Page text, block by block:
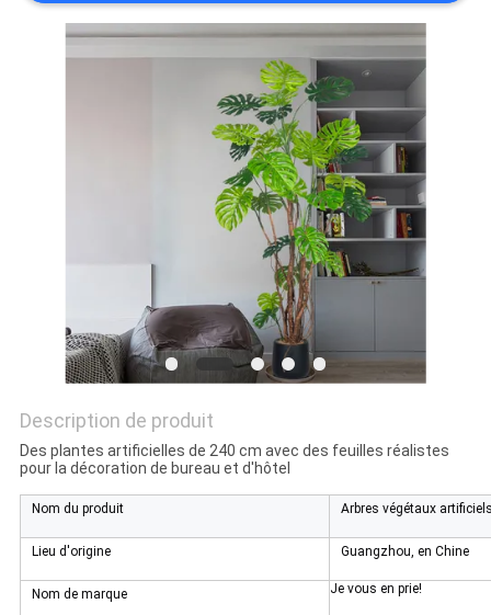
NOUVELLES
PLAN
DU
SITE
POLITIQUE
DE
CONFIDENTIALITÉ
Description de produit
Des plantes artificielles de 240 cm avec des feuilles réalistes
pour la décoration de bureau et d'hôtel
Nom du produit Arbres végétaux
Lieu d'origine Guangzhou, en Chine
Nom de marque Je vous en prie!